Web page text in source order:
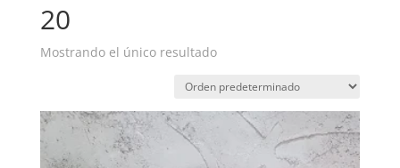
20
Mostrando el único resultado